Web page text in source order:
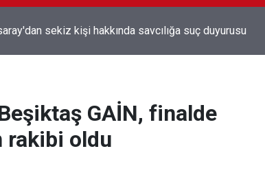
sekiz kişi hakkında savcılığa suç duyurusu
GAİN, finalde
rakibi oldu